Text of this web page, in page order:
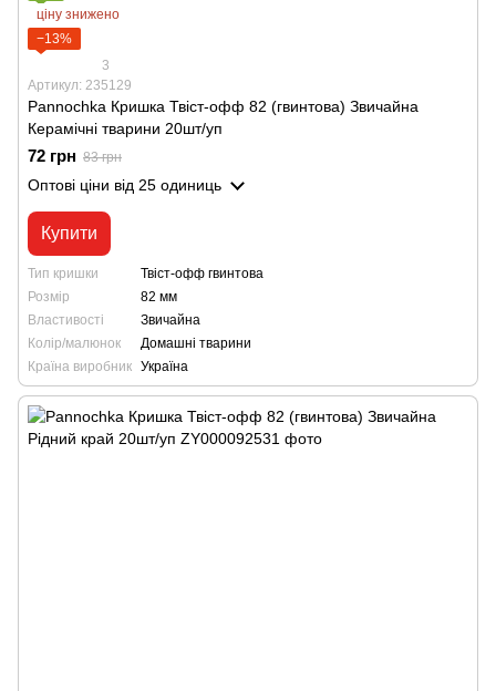
ціну знижено
−13%
3
Артикул: 235129
Pannochka Кришка Твіст-офф 82 (гвинтова) Звичайна
Керамічні тварини 20шт/уп
72 грн 83 грн
Оптові ціни від 25 одиниць
Купити
Тип кришки
Твіст-офф гвинтова
Розмір
82 мм
Властивості
Звичайна
Колір/малюнок
Домашні тварини
Країна виробник Україна